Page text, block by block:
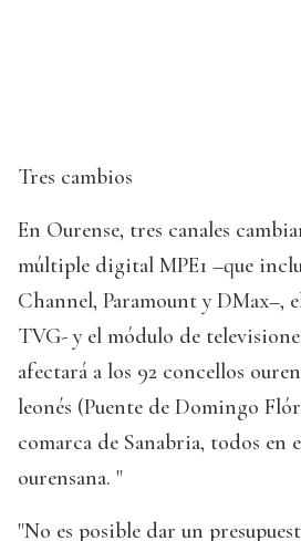
Tres cambios
En Ourense, tres canales
múltiple digital MPE1 –que
Channel, Paramount y DMax–,
TVG- y el módulo de
afectará a los 92 concellos
leonés (Puente de Domingo
comarca de Sanabria, todos en
ourensana. "
"No es posible dar un